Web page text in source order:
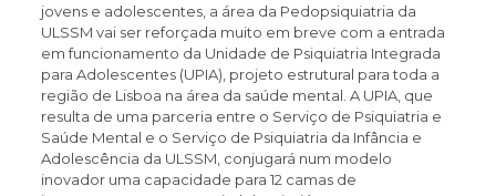
jovens e adolescentes, a área da Pedopsiquiatria da
ULSSM vai ser reforçada muito em breve com a entrada
em funcionamento da Unidade de Psiquiatria Integrada
para Adolescentes (UPIA), projeto estrutural para toda a
região de Lisboa na área da saúde mental. A UPIA, que
resulta de uma parceria entre o Serviço de Psiquiatria e
Saúde Mental e o Serviço de Psiquiatria da Infância e
Adolescência da ULSSM, conjugará num modelo
inovador uma capacidade para 12 camas de